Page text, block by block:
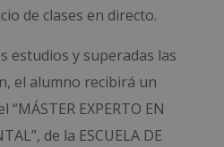
de clases en directo.
estudios y superadas las
el alumno recibirá un
EXPERTO EN
de la ESCUELA DE